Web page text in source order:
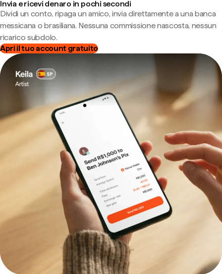
Invia e ricevi denaro in pochi secondi
Dividi un conto, ripaga un amico, invia direttamente a una banca
messicana o brasiliana. Nessuna commissione nascosta, nessun
ricarico subdolo.
Apri il tuo account gratuito